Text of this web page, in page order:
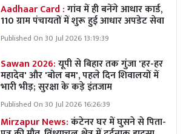
Aadhaar Card :गांव में ही बनेंगे आधार कार्ड,
110 ग्राम पंचायतों में शुरू हुई आधार अपडेट सेवा
Published On 30 Jul 2026 13:19:39
Sawan 2026:यूपी से बिहार तक गुंजा 'हर-हर
महादेव' और 'बोल बम', पहले दिन शिवालयों में
भारी भीड़; सुरक्षा के कड़े इंतजाम
Published On 30 Jul 2026 16:26:39
Mirzapur News:कंटेनर घर में घुसने से पिता-